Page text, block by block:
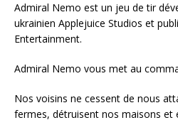
Admiral Nemo est un jeu de tir
ukrainien Applejuice Studios et
Entertainment.
Admiral Nemo vous met au
Nos voisins ne cessent de nous
fermes, détruisent nos maisons et